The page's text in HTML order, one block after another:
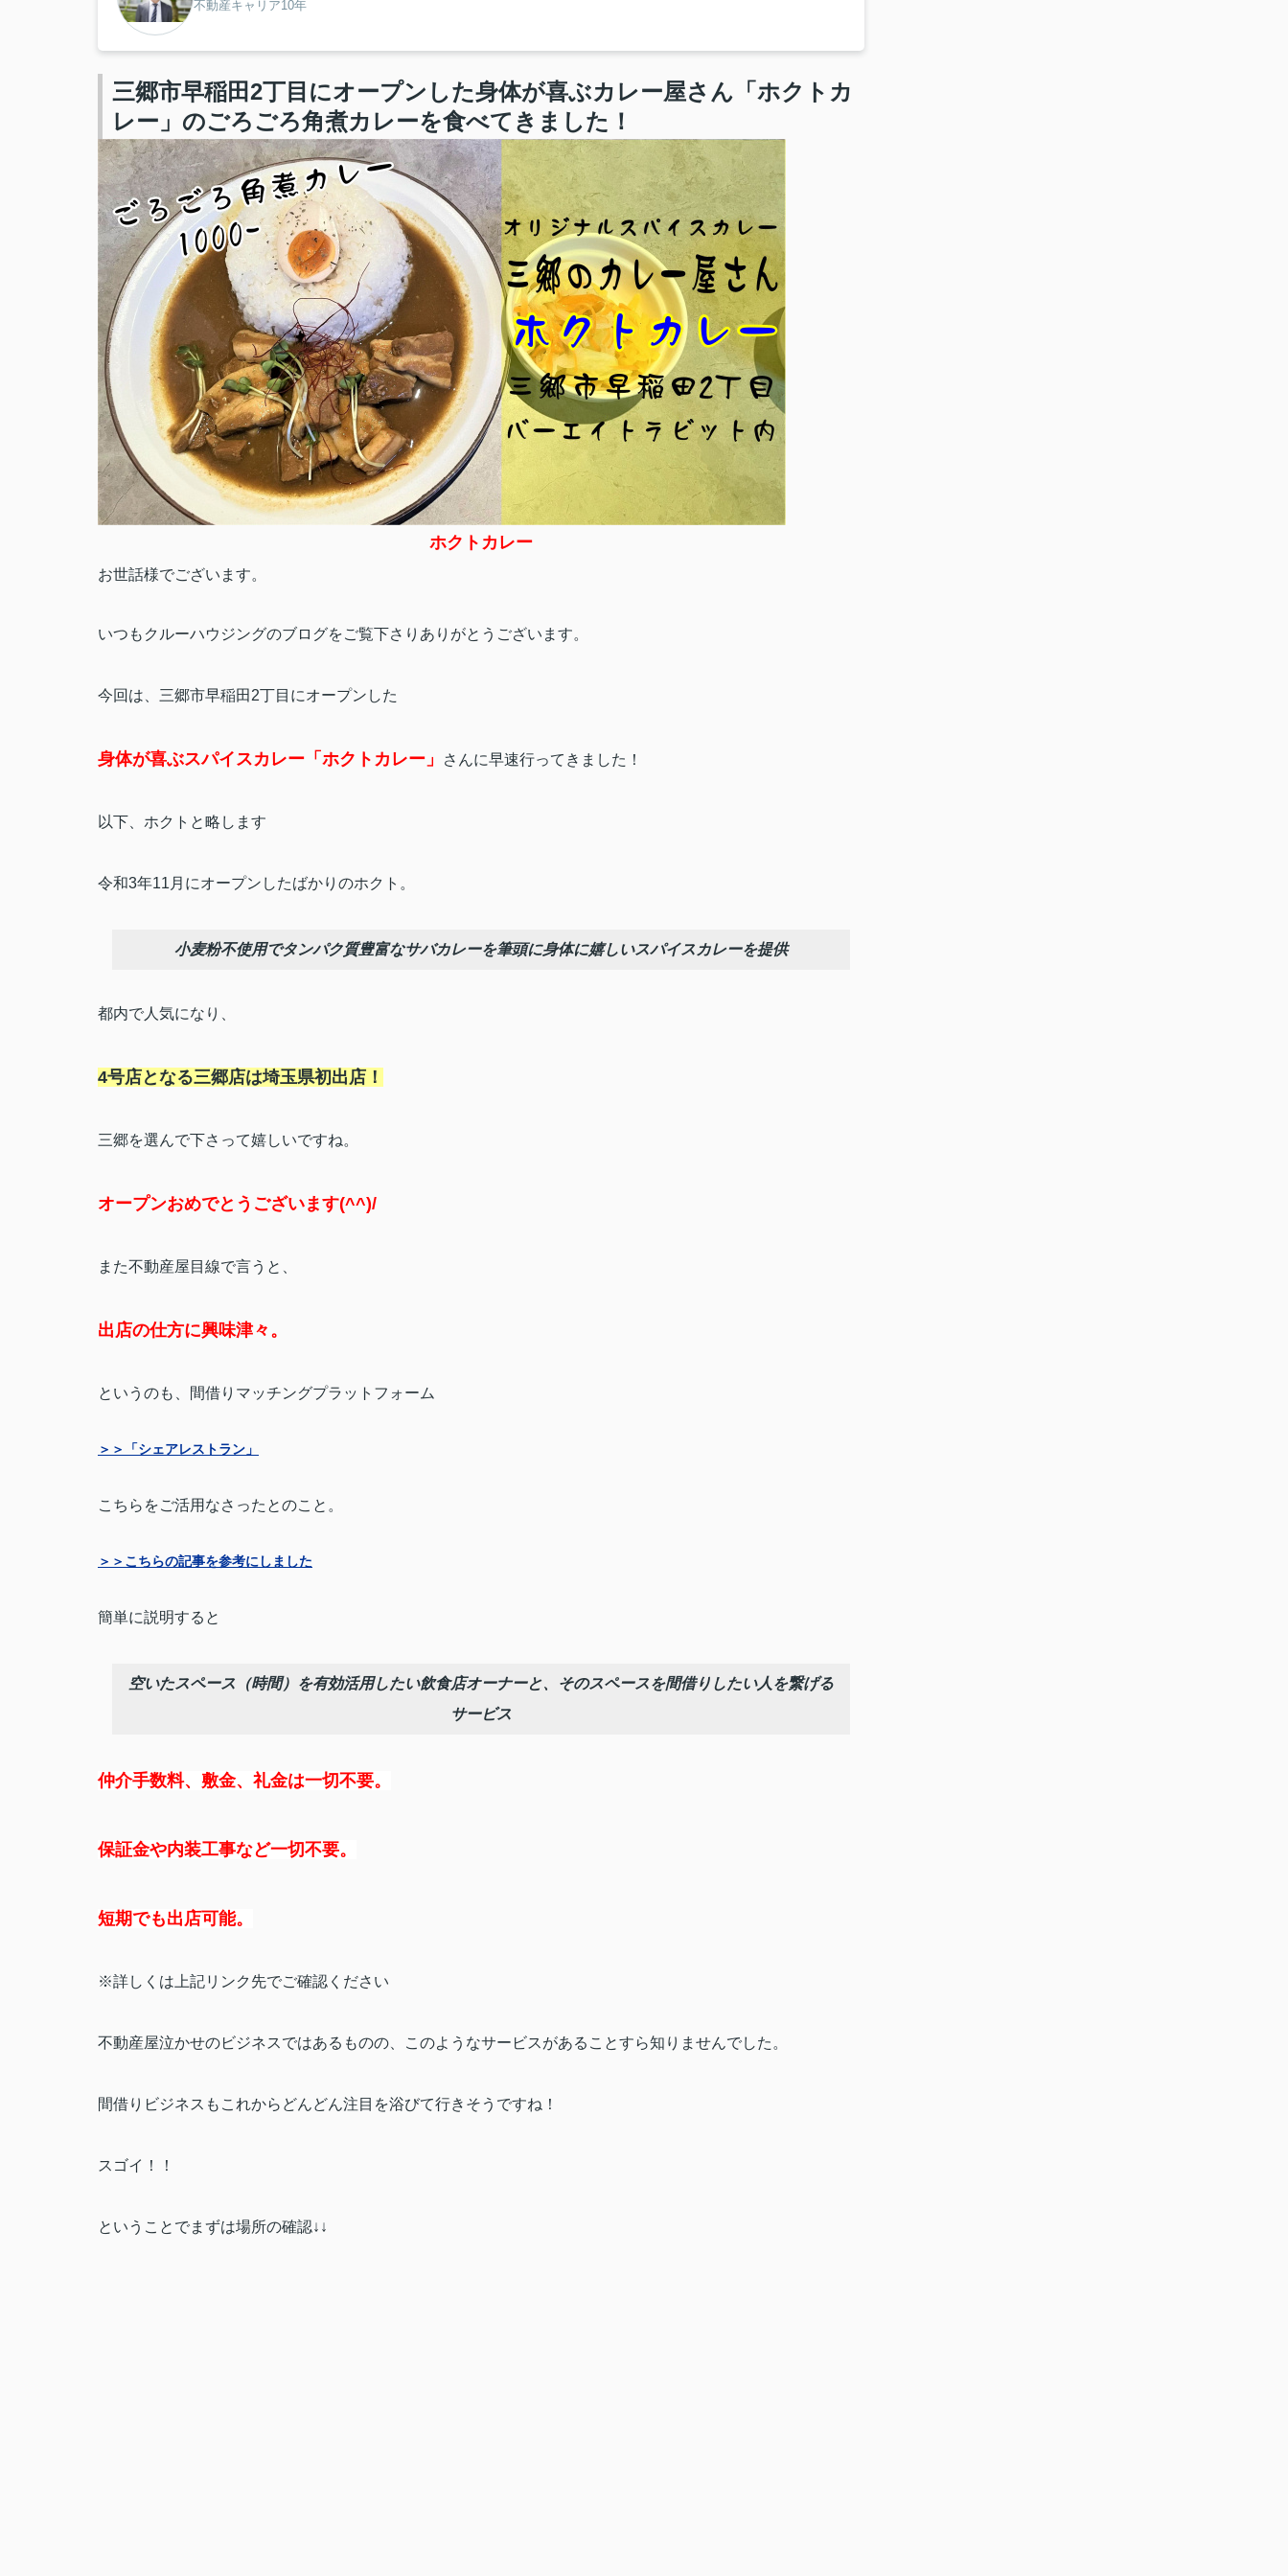
不動産キャリア10年
三郷市早稲田2丁目にオープンした身体が喜ぶカレー屋さん「ホクトカ
レー」のごろごろ角煮カレーを食べてきました！
ホクトカレー
お世話様でございます。
いつもクルーハウジングのブログをご覧下さりありがとうございます。
今回は、三郷市早稲田2丁目にオープンした
身体が喜ぶスパイスカレー「ホクトカレー」 さんに早速行ってきました！
以下、ホクトと略します
令和3年11月にオープンしたばかりのホクト。
小麦粉不使用でタンパク質豊富なサバカレーを筆頭に身体に嬉しいスパイスカレーを提供
都内で人気になり、
4号店となる三郷店は埼玉県初出店！
三郷を選んで下さって嬉しいですね。
オープンおめでとうございます(^^)/
また不動産屋目線で言うと、
出店の仕方に興味津々。
というのも、間借りマッチングプラットフォーム
＞＞「シェアレストラン」
こちらをご活用なさったとのこと。
＞＞こちらの記事を参考にしました
簡単に説明すると
空いたスペース（時間）を有効活用したい飲食店オーナーと、そのスペースを間借りしたい人を繋げる
サービス
仲介手数料、敷金、礼金は一切不要。
保証金や内装工事など一切不要。
短期でも出店可能。
※詳しくは上記リンク先でご確認ください
不動産屋泣かせのビジネスではあるものの、このようなサービスがあることすら知りませんでした。
間借りビジネスもこれからどんどん注目を浴びて行きそうですね！
スゴイ！！
ということでまずは場所の確認↓↓